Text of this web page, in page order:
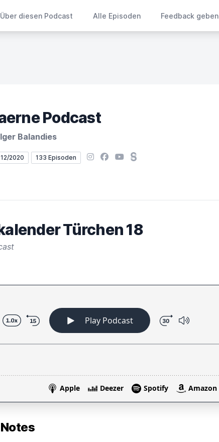
Über diesen Podcast Alle Episoden Feedback geben
Podcast
Balandies
2020 133 Episoden Instagram
Facebook
YouTubeSteady
Türchen 18